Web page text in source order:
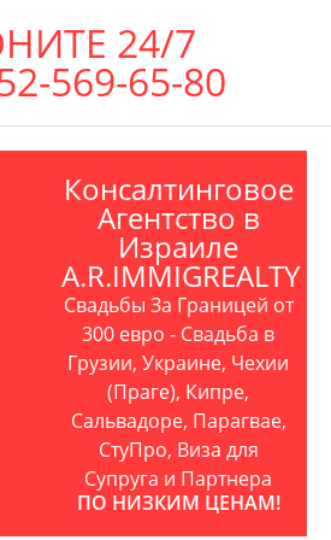
24/7
569-65-80
Консалтинговое
Агентство в
Израиле
A.R.IMMIGREALTY
Свадьбы За Границей от
300 евро - Свадьба в
Грузии, Украине, Чехии
(Праге), Кипре,
Сальвадоре, Парагвае,
СтуПро, Виза для
Супруга и Партнера
ПО НИЗКИМ ЦЕНАМ!